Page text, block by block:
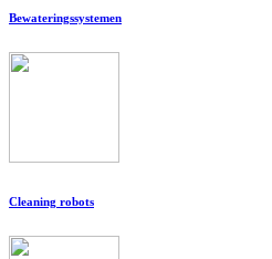
Bewateringssystemen
Cleaning robots